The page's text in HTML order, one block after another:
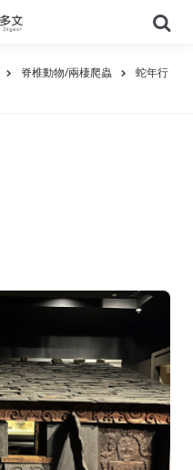
尋
脊椎動物/兩棲爬蟲 蛇年行